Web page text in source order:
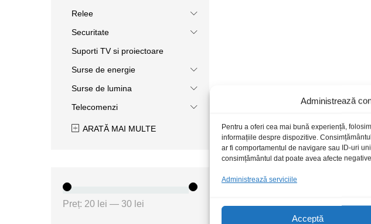
Administrează
Pentru a oferi cea mai bună experiență,
informațiile despre dispozitive.
ar fi comportamentul de navigare sau ID-uri
consimțământul dat poate avea afecte
Administrează serviciile
Acceptă
Relee
Securitate
Suporti TV si proiectoare
Surse de energie
Surse de lumina
Telecomenzi
ARATĂ MAI MULTE
Preț: 20 lei — 30 lei